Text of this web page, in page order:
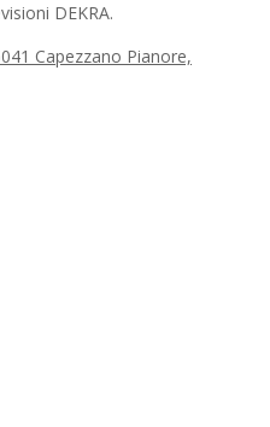
DEKRA.
Capezzano Pianore,